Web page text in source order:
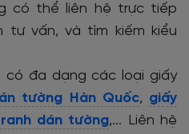
có thể liên hệ trực tiếp
tư vấn, và tìm kiếm kiểu
có đa dạng các loại giấy
tường Hàn Quốc, giấy
dán tường,... Liên hệ